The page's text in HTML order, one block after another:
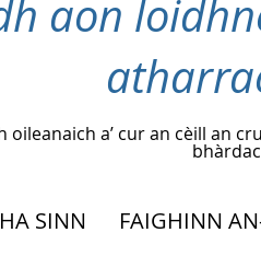
aon
oileanaich a’ cur an cèill an
SINN FAIGHINN